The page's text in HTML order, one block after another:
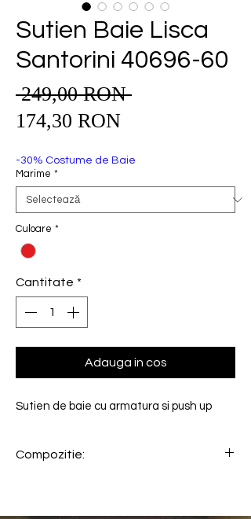
Sutien Baie Lisca
Santorini 40696-60
249,00 RON Preț
174,30 RONPreț
-30% Costume de Baie
Marime *
Culoare *
Cantitate *
Adauga in cos
Sutien de baie cu armatura si push up
Compozitie: